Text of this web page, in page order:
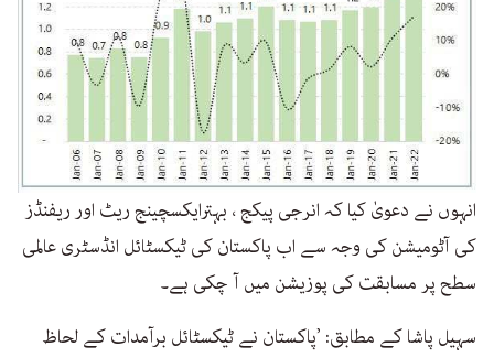
انہوں نے دعویٰ کیا کہ انرجی پیکج ، بہترایکسچینج ریٹ اور ریفنڈز
کی آٹومیشن کی وجہ سے اب پاکستان کی ٹیکسٹائل انڈسٹری عالمی
سطح پر مسابقت کی پوزیشن میں آ چکی ہے۔
سہیل پاشا کے مطابق: ’پاکستان نے ٹیکسٹائل برآمدات کے لحاظ